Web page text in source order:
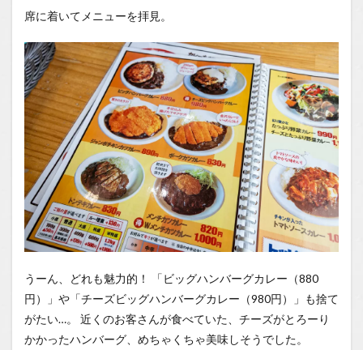
You
1.2.1
はいし
ゃの食
べ歩き
You
Tubeチ
ャンネ
ル
席に着いてメニューを拝見。
うーん、どれも魅力的！ 「ビッグハンバーグカレー（880
円）」や「チーズビッグハンバーグカレー（980円）」も捨て
がたい…。 近くのお客さんが食べていた、チーズがとろーり
かかったハンバーグ、めちゃくちゃ美味しそうでした。